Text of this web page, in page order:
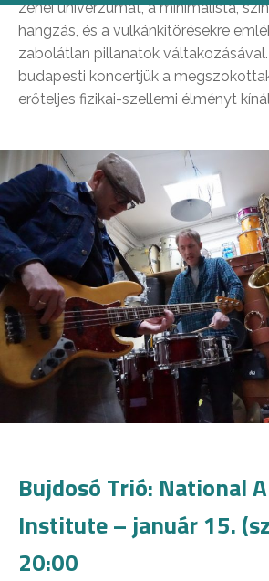
zenei univerzumát, a minimalista,
hangzás, és a vulkánkitörésekre
zabolátlan pillanatok
budapesti koncertjük a
erőteljes fizikai-szellemi élményt
Bujdosó Trió: National
Institute – január 15.
20:00